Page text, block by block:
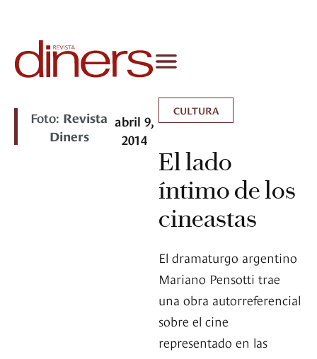
Foto: Revista
Diners
abril 9,
2014
CULTURA
El lado
íntimo de los
cineastas
El dramaturgo argentino
Mariano Pensotti trae
una obra autorreferencial
sobre el cine
representado en las